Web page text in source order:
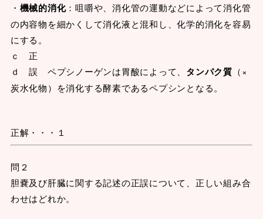
・ 機械的消化：咀嚼や、消化管の運動などによって消化管
の内容物を細かくして消化液と混和し、化学的消化を容易
にする。
ｃ 正
ｄ 誤 ペプシノーゲンは胃酸によって、 タンパク質 （×
炭水化物）を消化する酵素であるペプシンとなる。
正解・・・１
問２
胆嚢及び肝臓に関する記述の正誤について、正しい組み合
わせはどれか。